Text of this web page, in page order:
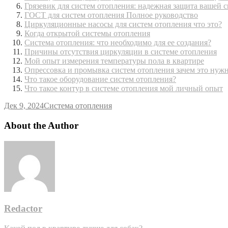
Грязевик для систем отопления: надежная защита вашей
ГОСТ для систем отопления Полное руководство
Циркуляционные насосы для систем отопления что это?
Когда открытой системы отопления
Система отопления: что необходимо для ее создания?
Причины отсутствия циркуляции в системе отопления
Мой опыт измерения температуры пола в квартире
Опрессовка и промывка систем отопления зачем это
Что такое оборудование систем отопления?
Что такое контур в системе отопления мой личный опыт
Дек 9, 2024Система отопления
About the Author
Redactor